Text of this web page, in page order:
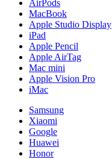
AirPods
MacBook
Apple Studio Display
iPad
Apple Pencil
Apple AirTag
Mac mini
Apple Vision Pro
iMac
Samsung
Xiaomi
Google
Huawei
Honor